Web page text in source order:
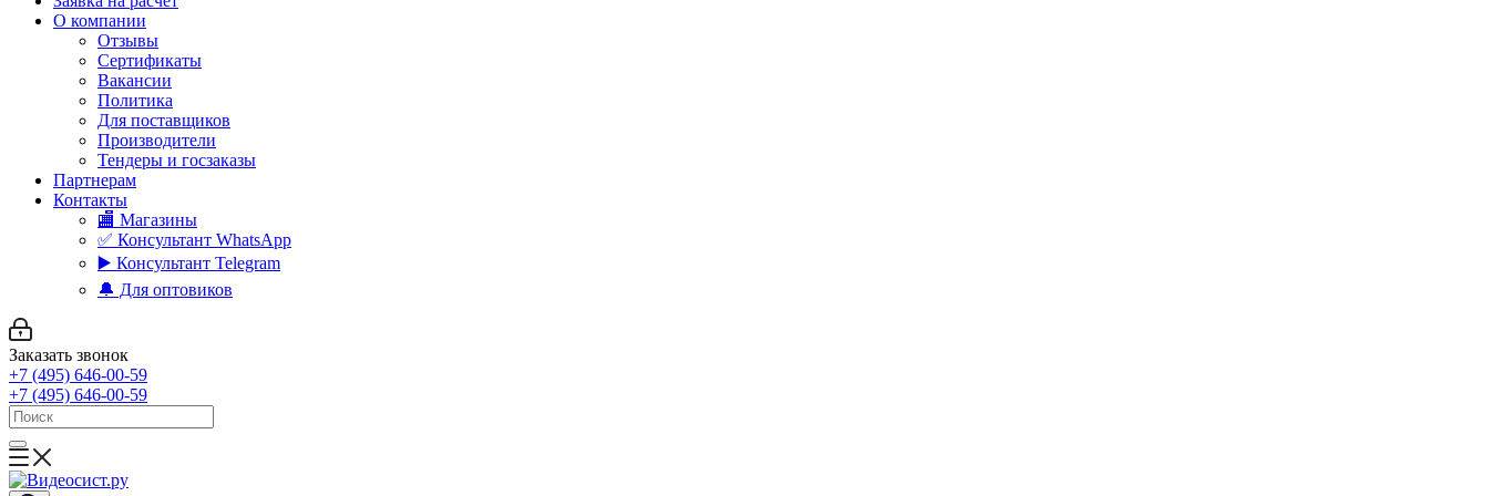
О компании
Отзывы
Сертификаты
Вакансии
Политика
Для поставщиков
Производители
Тендеры и госзаказы
Партнерам
Контакты
🏬 Магазины
✅️ Консультант WhatsApp
▶️ Консультант Telegram
🔔 Для оптовиков
Заказать звонок
+7 (495) 646-00-59
+7 (495) 646-00-59